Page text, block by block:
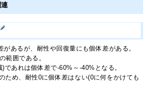
があるが、耐性や回復量にも個体差がある。
範囲である。
であれは個体差で-60%～-40%となる。
ため、耐性0に個体差はない(0に何をかけても